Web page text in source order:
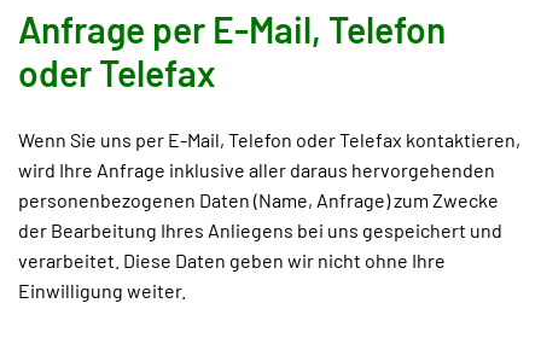
Anfrage per E-Mail, Telefon
oder Telefax
Wenn Sie uns per E-Mail, Telefon oder Telefax kontaktieren,
wird Ihre Anfrage inklusive aller daraus hervorgehenden
personenbezogenen Daten (Name, Anfrage) zum Zwecke
der Bearbeitung Ihres Anliegens bei uns gespeichert und
verarbeitet. Diese Daten geben wir nicht ohne Ihre
Einwilligung weiter.